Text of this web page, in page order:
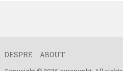
DESPRE ABOUT